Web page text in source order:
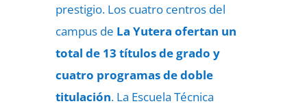
prestigio. Los cuatro centros del
campus de La Yutera ofertan un
total de 13 títulos de grado y
cuatro programas de doble
titulación. La Escuela Técnica